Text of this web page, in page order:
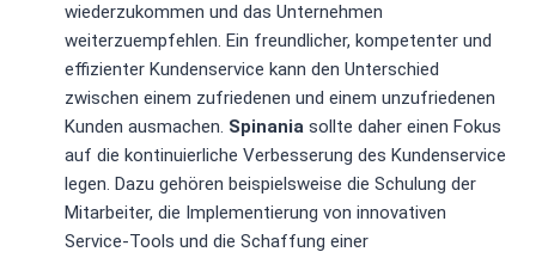
wiederzukommen und das Unternehmen
weiterzuempfehlen. Ein freundlicher, kompetenter und
effizienter Kundenservice kann den Unterschied
zwischen einem zufriedenen und einem unzufriedenen
Kunden ausmachen. Spinania sollte daher einen Fokus
auf die kontinuierliche Verbesserung des Kundenservice
legen. Dazu gehören beispielsweise die Schulung der
Mitarbeiter, die Implementierung von innovativen
Service-Tools und die Schaffung einer